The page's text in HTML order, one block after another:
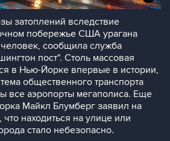
затоплений вследствие
побережье США урагана
сообщила служба
пост". Столь массовая
в Нью-Йорке впервые в истории,
общественного транспорта
все аэропорты мегаполиса. Еще
Майкл Блумберг заявил на
находиться на улице или
стало небезопасно.